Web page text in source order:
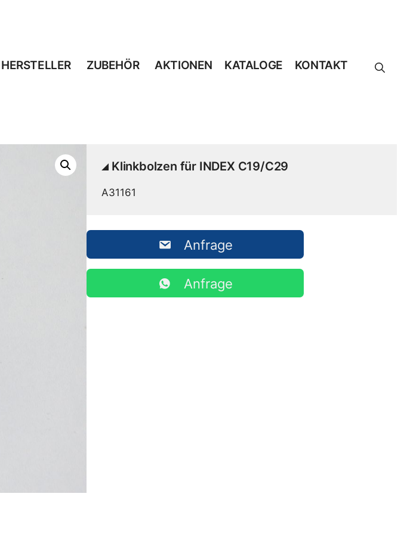
HERSTELLER ZUBEHÖR AKTIONEN KATALOGE KONTAKT
Klinkbolzen für INDEX C19/C29
A31161
Anfrage
Anfrage